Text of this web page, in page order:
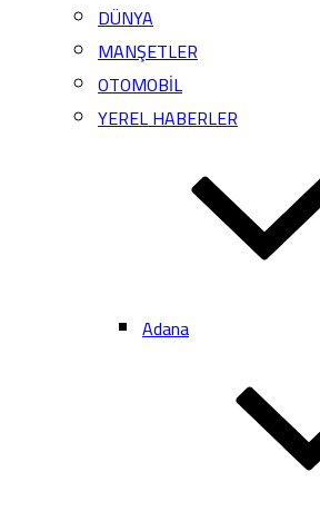
DÜNYA
MANŞETLER
OTOMOBİL
YEREL HABERLER
Adana